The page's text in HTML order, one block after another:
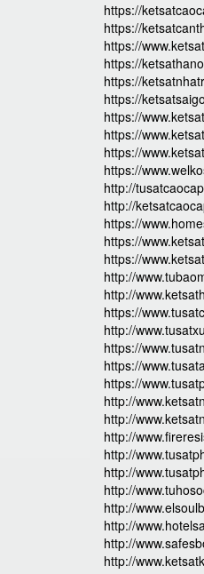
https://
https://
https://
https://
https://
https://
https://
https://
https://
https://
http://
http://
https://
https://
https://
http://
http://
https://
http://
https://
https://
https://
http://
http://
http://
http://
http://
http://
http://
http://
http://
http://